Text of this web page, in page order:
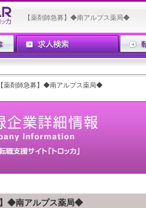
【薬剤師急募】◆南アルプス薬局◆
【薬剤師急募】◆南アルプス薬局◆
】◆南アルプス薬局◆